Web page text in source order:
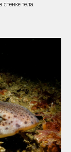
тела.